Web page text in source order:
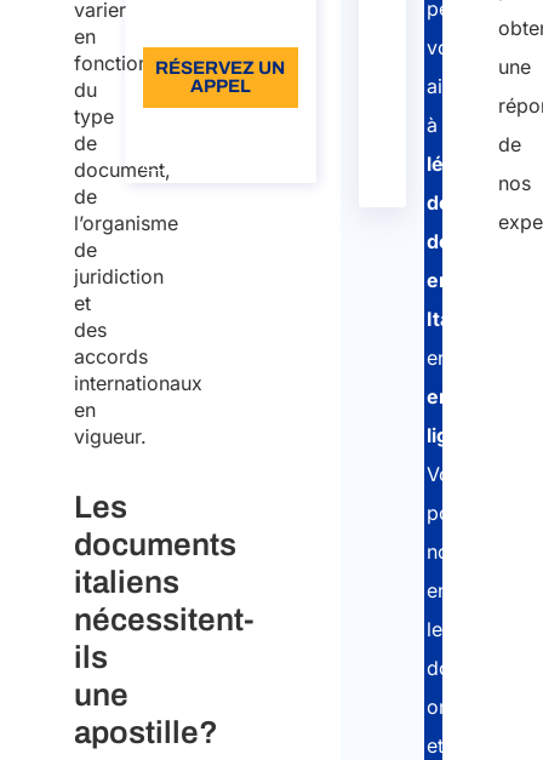
varier
en
fonction
du
type
de
document,
de
l’organisme
de
juridiction
et
des
accords
internationaux
en
vigueur.
Les
documents
italiens
nécessitent-
ils
une
apostille?
RÉSERVEZ UN
APPEL
Convention
05/10/1961
more
MAECI
translation
Law
Read
peut
vous
aider
à
légaliser
des
documents
en
Italie
entièrement
en
ligne
Vous
pouvez
nous
envoyer
le
document
original
et
une
de
nos